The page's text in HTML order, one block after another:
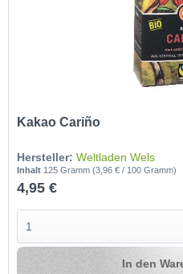
Kakao Cariño
Hersteller: Weltladen Wels
Inhalt 125 Gramm(3,96 € / 100 Gramm)
4,95 €
In den